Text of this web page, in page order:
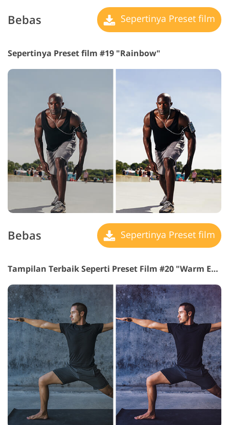
Bebas Sepertinya Preset film
Sepertinya Preset film #19 "Rainbow"
Bebas Sepertinya Preset film
Tampilan Terbaik Seperti Preset Film #20 "Warm Effect"